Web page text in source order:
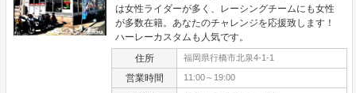
は女性ライダーが多く、レーシングチームにも女性
が多数在籍。あなたのチャレンジを応援致します！
ハーレーカスタムも人気です。
住所 福岡県行橋市北泉4-1-1
営業時間 11:00～19:00